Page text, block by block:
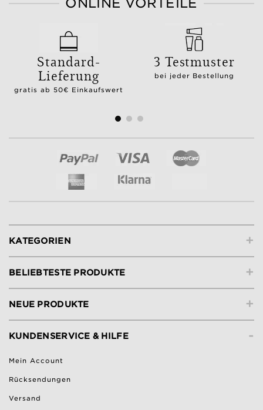
ONLINE VORTEILE
Standard-
Lieferung
gratis ab 50€ Einkaufswert
3 Testmuster
bei jeder Bestellung
+
KATEGORIEN
+
BELIEBTESTE PRODUKTE
+
NEUE PRODUKTE
-
KUNDENSERVICE & HILFE
Mein Account
Rücksendungen
Versand